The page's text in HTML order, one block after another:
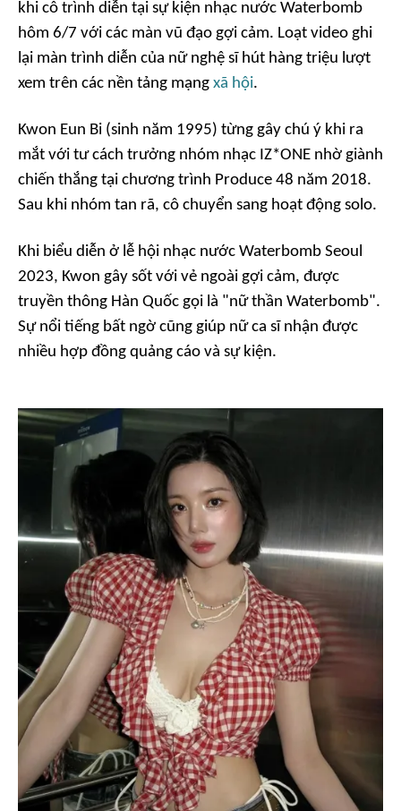
khi cô trình diễn tại sự kiện nhạc nước Waterbomb
hôm 6/7 với các màn vũ đạo gợi cảm. Loạt video ghi
lại màn trình diễn của nữ nghệ sĩ hút hàng triệu lượt
xem trên các nền tảng mạng xã hội.
Kwon Eun Bi (sinh năm 1995) từng gây chú ý khi ra
mắt với tư cách trưởng nhóm nhạc IZ*ONE nhờ giành
chiến thắng tại chương trình Produce 48 năm 2018.
Sau khi nhóm tan rã, cô chuyển sang hoạt động solo.
Khi biểu diễn ở lễ hội nhạc nước Waterbomb Seoul
2023, Kwon gây sốt với vẻ ngoài gợi cảm, được
truyền thông Hàn Quốc gọi là "nữ thần Waterbomb".
Sự nổi tiếng bất ngờ cũng giúp nữ ca sĩ nhận được
nhiều hợp đồng quảng cáo và sự kiện.